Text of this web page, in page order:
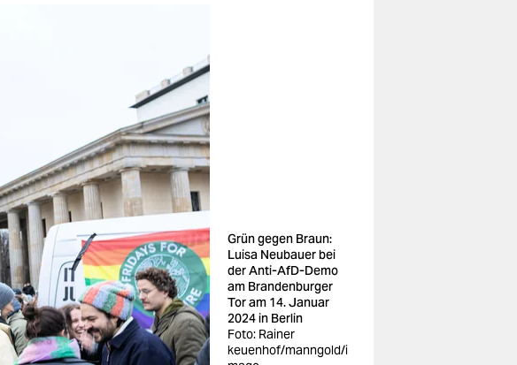
Grün gegen Braun:
Luisa Neubauer bei
der Anti-AfD-Demo
am Brandenburger
Tor am 14. Januar
2024 in Berlin
Foto: Rainer
keuenhof/manngold/i